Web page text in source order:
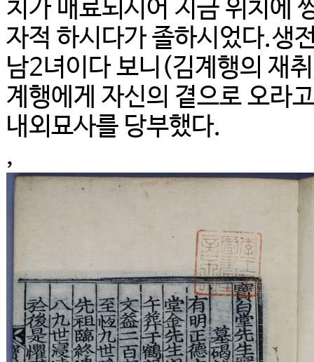
치가 매료되시어 지금 위치에
자적 하시다가 졸하시었다.생
남2녀이다 보니(김계행의 재
계행에게 자신의 곁으로 오라
내외묘사를 당부했다.
,